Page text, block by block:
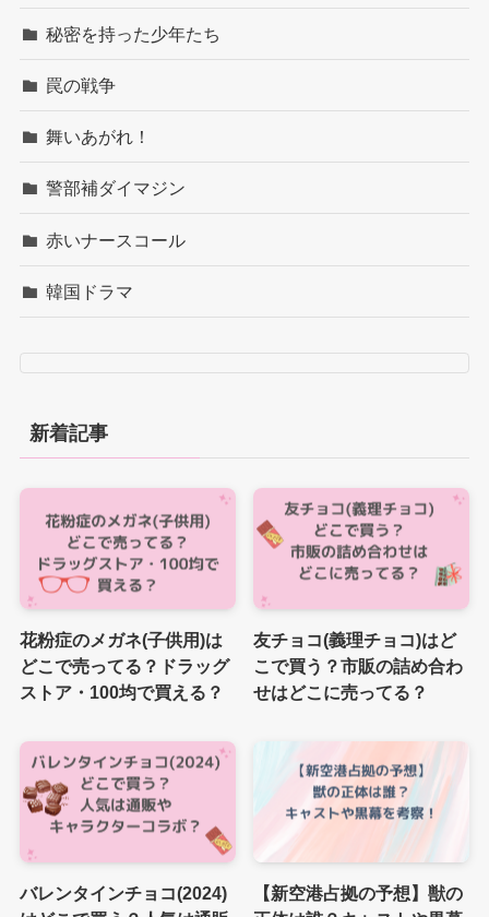
秘密を持った少年たち
罠の戦争
舞いあがれ！
警部補ダイマジン
赤いナースコール
韓国ドラマ
新着記事
花粉症のメガネ(子供用)は
どこで売ってる？ドラッグ
ストア・100均で買える？
友チョコ(義理チョコ)はど
こで買う？市販の詰め合わ
せはどこに売ってる？
バレンタインチョコ(2024)
【新空港占拠の予想】獣の